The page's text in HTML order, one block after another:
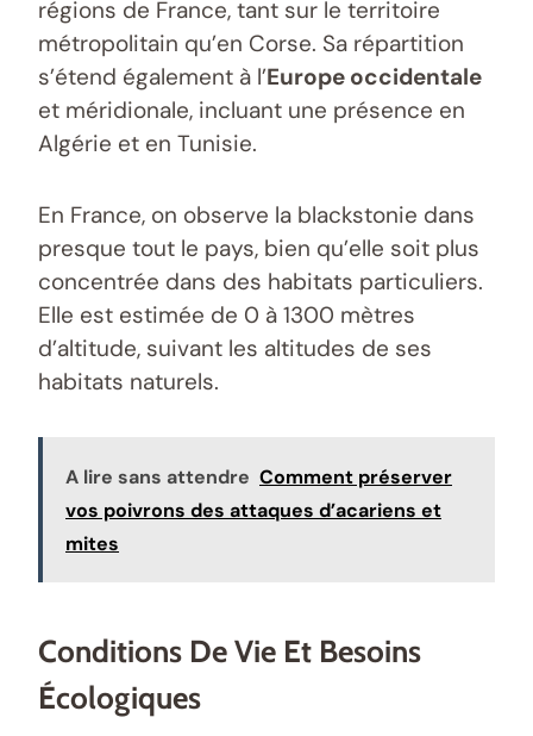
régions de France, tant sur le territoire
métropolitain qu’en Corse. Sa répartition
s’étend également à l’Europe occidentale
et méridionale, incluant une présence en
Algérie et en Tunisie.
En France, on observe la blackstonie dans
presque tout le pays, bien qu’elle soit plus
concentrée dans des habitats particuliers.
Elle est estimée de 0 à 1300 mètres
d’altitude, suivant les altitudes de ses
habitats naturels.
A lire sans attendre Comment préserver
vos poivrons des attaques d’acariens et
mites
Conditions De Vie Et Besoins
Écologiques